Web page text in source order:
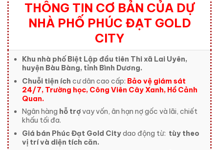
THÔNG TIN CƠ BẢN CỦA DỰ
NHÀ PHỐ PHÚC ĐẠT GOLD
CITY
Khu nhà phố Biệt Lập đầu tiên Thi xã Lai Uyên,
huyện Bàu Bàng, tỉnh Bình Dương.
Chuỗi tiện ích cư dân cao cấp: Bảo vệ giám sát
24/7, Trường học, Công Viên Cây Xanh, Hồ Cảnh
Quan.
Ngân hàng hỗ trợvay vốn, ân hạn nợ gốc và lãi, chiết
khấu tối đa.
Giá bán Phúc Đạt Gold Citydao động từ: tùy theo
vị trí và diện tích căn.